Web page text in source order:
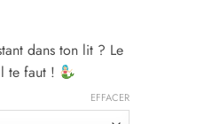
dans ton lit ? Le
te faut !
EFFACER